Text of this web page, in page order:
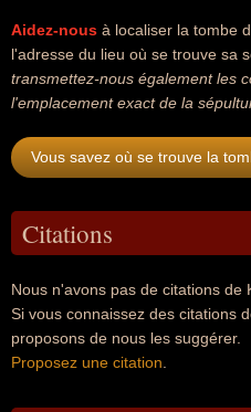
Aidez-nous à localiser la tombe
l'adresse du lieu où se trouve sa
transmettez-nous également les
l'emplacement exact de la
Vous savez où se trouve la
Citations
Nous n'avons pas de citations de
Si vous connaissez des citations
proposons de nous les suggérer.
Proposez une citation